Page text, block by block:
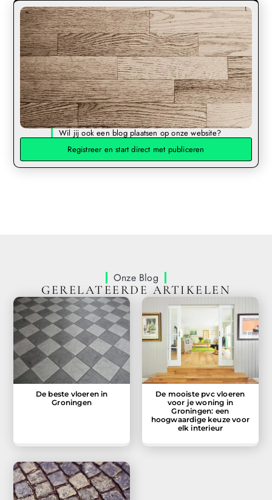
Wil jij ook een blog plaatsen op onze website?
Registreer en start direct met publiceren
Onze Blog
GERELATEERDE ARTIKELEN
De beste vloeren in
Groningen
De mooiste pvc vloeren
voor je woning in
Groningen: een
hoogwaardige keuze voor
elk interieur